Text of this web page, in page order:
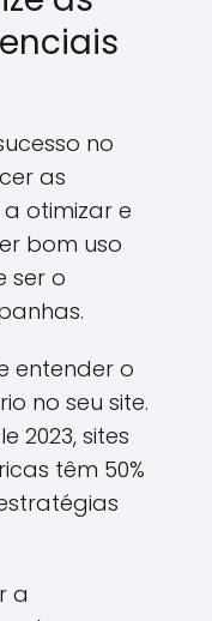
no
as
otimizar e
bom uso
ser o
entender o
no seu site.
2023, sites
têm 50%
a